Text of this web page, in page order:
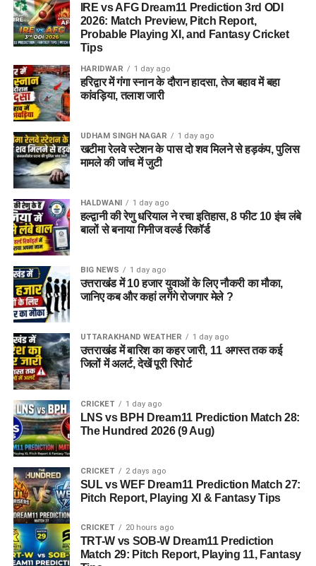
IRE vs AFG Dream11 Prediction 3rd ODI
2026: Match Preview, Pitch Report,
Probable Playing XI, and Fantasy Cricket
Tips
HARIDWAR 1 day ago
हरिद्वार में गंगा स्नान के दौरान हादसा, तेज बहाव में बहा
कांवड़िया, तलाश जारी
UDHAM SINGH NAGAR 1 day ago
खटीमा रेलवे स्टेशन के पास दो शव मिलने से हड़कंप, पुलिस
मामले की जांच में जुटी
HALDWANI 1 day ago
हल्द्वानी की रेणु धरियाल ने रचा इतिहास, 8 फीट 10 इंच लंबे
बालों से बनाया गिनीज वर्ल्ड रिकॉर्ड
BIG NEWS 1 day ago
उत्तराखंड में 10 हजार युवाओं के लिए नौकरी का मौका,
जानिए कब और कहां लगेंगे रोजगार मेले ?
UTTARAKHAND WEATHER 1 day ago
उत्तराखंड में बारिश का कहर जारी, 11 अगस्त तक कई
जिलों में अलर्ट, देखें पूरी रिपोर्ट
CRICKET 1 day ago
LNS vs BPH Dream11 Prediction Match 28:
The Hundred 2026 (9 Aug)
CRICKET 2 days ago
SUL vs WEF Dream11 Prediction Match 27:
Pitch Report, Playing XI & Fantasy Tips
CRICKET 20 hours ago
TRT-W vs SOB-W Dream11 Prediction
Match 29: Pitch Report, Playing 11, Fantasy